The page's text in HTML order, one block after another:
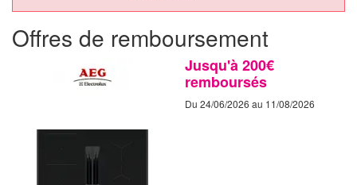
Offres de remboursement
Jusqu'à 200€
remboursés
Du 24/06/2026 au 11/08/2026